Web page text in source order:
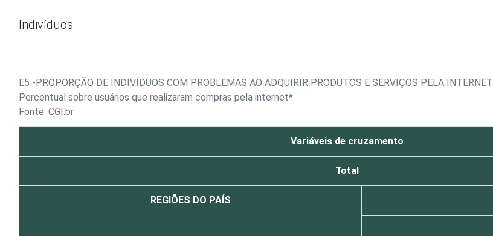
Indivíduos
E5 -PROPORÇÃO DE INDIVÍDUOS COM PROBLEMAS AO ADQUIRIR PRODUTOS E SERVIÇOS PELA INTERNET
Percentual sobre usuários que realizaram compras pela internet*
Fonte: CGI.br
Variáveis de cruzamento
Total
REGIÕES DO PAÍS